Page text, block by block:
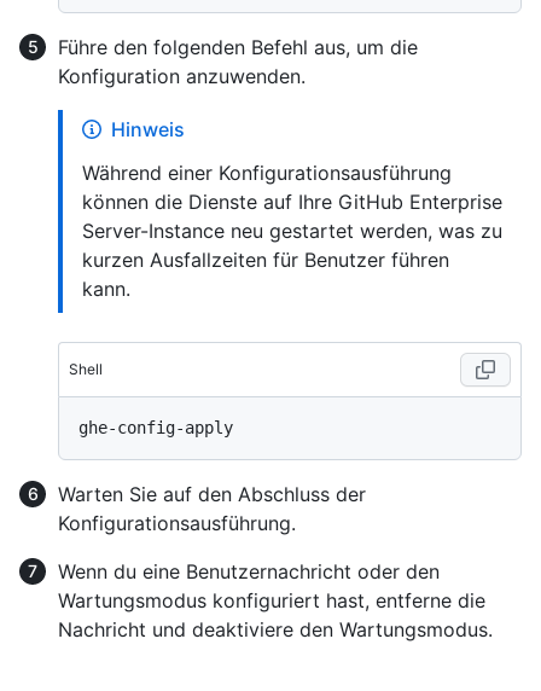
Führe den folgenden Befehl aus, um die
Konfiguration anzuwenden.
Hinweis
Während einer Konfigurationsausführung
können die Dienste auf Ihre GitHub Enterprise
Server-Instance neu gestartet werden, was zu
kurzen Ausfallzeiten für Benutzer führen
kann.
Shell
Warten Sie auf den Abschluss der
Konfigurationsausführung.
Wenn du eine Benutzernachricht oder den
Wartungsmodus konfiguriert hast, entferne die
Nachricht und deaktiviere den Wartungsmodus.